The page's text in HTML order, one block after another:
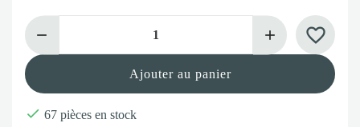
Ajouter au panier
favorite_border
 67 pièces en stock